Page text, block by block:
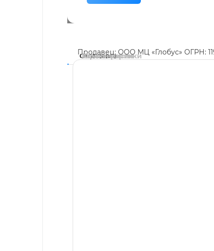
Продавец: ООО МЦ «Глобус» ОГРН:
Описание
Характеристики
Комментарии